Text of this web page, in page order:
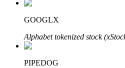
GOOGLX
Alphabet tokenized stock
PIPEDOG